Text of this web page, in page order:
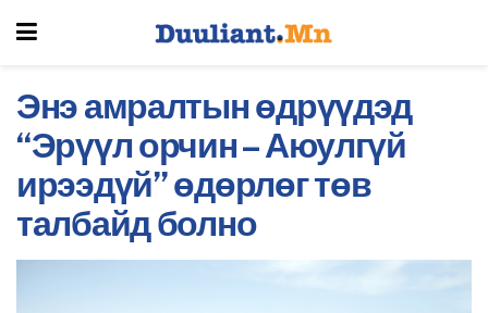
Энэ амралтын өдрүүдэд
“Эрүүл орчин – Аюулгүй
ирээдүй” өдөрлөг төв
талбайд болно